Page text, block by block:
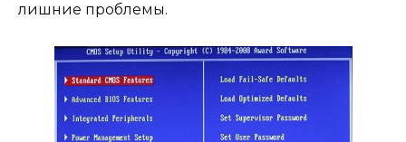
лишние проблемы.